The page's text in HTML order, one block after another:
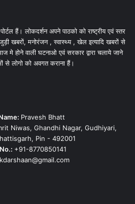
हैं। लोकदर्शन अपने पाठको को राष्ट्रीय एवं स्तर
खबरों, मनोरंजन , स्वास्थ्य , खेल इत्यादि खबरों से
मे होने वाली घटनाओ एवं सरकार द्वारा चलाये जाने
से लोगो को अवगत कराना हैं।
Pravesh Bhatt
Niwas, Ghandhi Nagar, Gudhiyari,
Pin - 492001
+91-8770850141